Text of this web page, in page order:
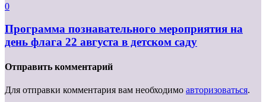
0
Программа познавательного мероприятия на
день флага 22 августа в детском саду
Отправить комментарий
Для отправки комментария вам необходимо авторизоваться.